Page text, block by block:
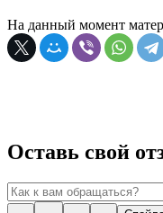
На данный момент
Оставь свой